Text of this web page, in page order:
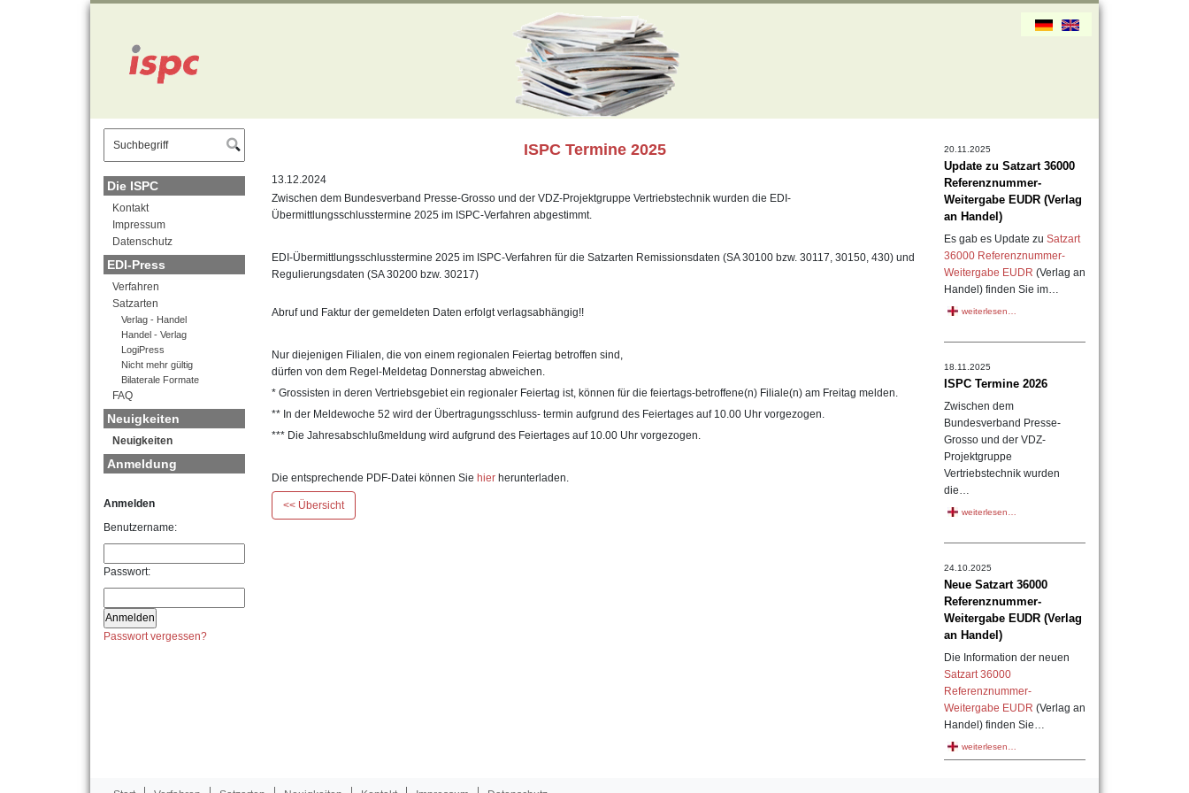
Die ISPC
Kontakt
Impressum
Datenschutz
EDI-Press
Verfahren
Satzarten
Verlag - Handel
Handel - Verlag
LogiPress
Nicht mehr gültig
Bilaterale Formate
FAQ
Neuigkeiten
Neuigkeiten
Anmeldung
Anmelden
Benutzername:
Passwort:
Passwort vergessen?
ISPC Termine 2025
13.12.2024
Zwischen dem Bundesverband Presse-Grosso und der VDZ-Projektgruppe Vertriebstechnik wurden die EDI-
Übermittlungsschlusstermine 2025 im ISPC-Verfahren abgestimmt.
EDI-Übermittlungsschlusstermine 2025 im ISPC-Verfahren für die Satzarten Remissionsdaten (SA 30100 bzw. 30117, 30150, 430) und
Regulierungsdaten (SA 30200 bzw. 30217)
Abruf und Faktur der gemeldeten Daten erfolgt verlagsabhängig!!
Nur diejenigen Filialen, die von einem regionalen Feiertag betroffen sind,
dürfen von dem Regel-Meldetag Donnerstag abweichen.
* Grossisten in deren Vertriebsgebiet ein regionaler Feiertag ist, können für die feiertags-betroffene(n) Filiale(n) am Freitag melden.
** In der Meldewoche 52 wird der Übertragungsschluss- termin aufgrund des Feiertages auf 10.00 Uhr vorgezogen.
*** Die Jahresabschlußmeldung wird aufgrund des Feiertages auf 10.00 Uhr vorgezogen.
Die entsprechende PDF-Datei können Sie hier herunterladen.
<< Übersicht
20.11.2025
Update zu Satzart 36000
Referenznummer-
Weitergabe EUDR (Verlag
an Handel)
Es gab es Update zu Satzart
36000 Referenznummer-
Weitergabe EUDR (Verlag an
Handel) finden Sie im…
weiterlesen…
18.11.2025
ISPC Termine 2026
Zwischen dem
Bundesverband Presse-
Grosso und der VDZ-
Projektgruppe
Vertriebstechnik wurden
die…
weiterlesen…
24.10.2025
Neue Satzart 36000
Referenznummer-
Weitergabe EUDR (Verlag
an Handel)
Die Information der neuen
Satzart 36000
Referenznummer-
Weitergabe EUDR (Verlag an
Handel) finden Sie…
weiterlesen…